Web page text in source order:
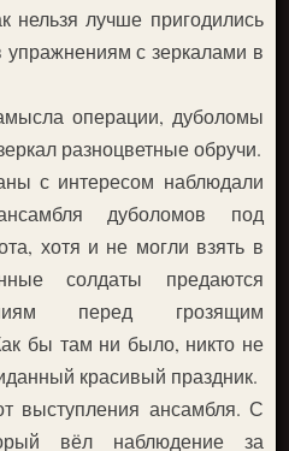
нельзя лучше пригодились
с зеркалами в
операции, дуболомы
разноцветные обручи.
с интересом наблюдали
дуболомов под
хотя и не могли взять в
солдаты предаются
перед грозящим
бы там ни было, никто не
красивый праздник.
выступления ансамбля. С
вёл наблюдение за